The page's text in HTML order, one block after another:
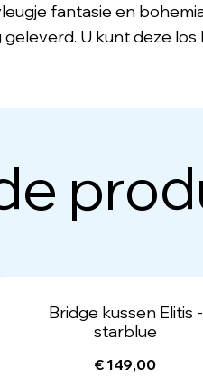
fantasie en
U kunt deze los
Bridge kussen Elitis -
starblue
€ 149,00